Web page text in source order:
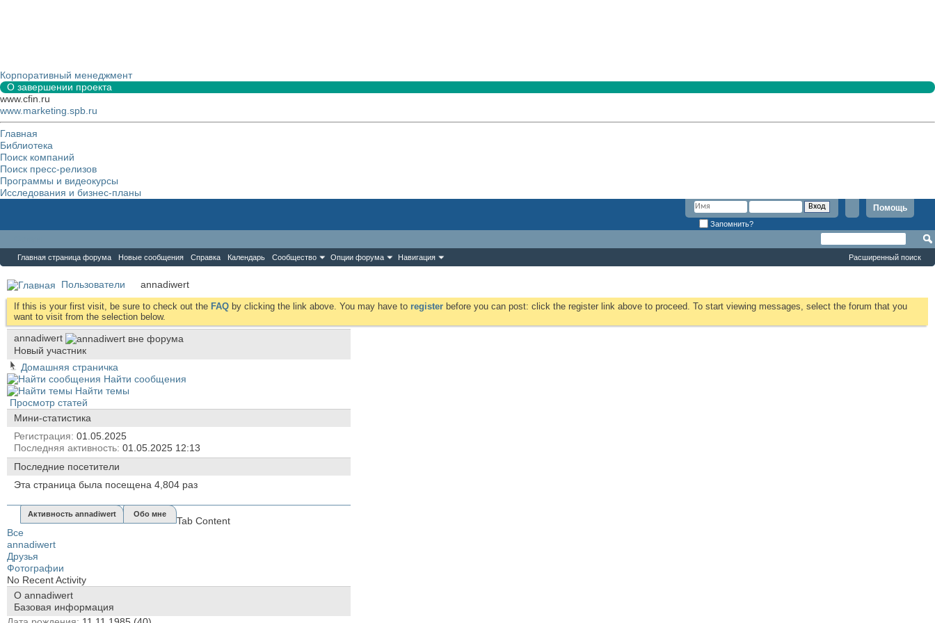
Корпоративный менеджмент
О завершении проекта
www.cfin.ru
www.marketing.spb.ru
Главная
Библиотека
Поиск компаний
Поиск пресс-релизов
Программы и видеокурсы
Исследования и бизнес-планы
Помощь
Запомнить?
Главная страница форума Новые сообщения Справка Календарь Сообщество Опции форума Навигация Расширенный поиск
Пользователи annadiwert
If this is your first visit, be sure to check out the FAQ by clicking the link above. You may have to register before you can post: click the register link above to proceed. To start viewing messages, select the forum that you
want to visit from the selection below.
annadiwert
Новый участник
Домашняя страничка
Найти сообщения
Найти темы
Просмотр статей
Мини-статистика
Регистрация 01.05.2025
Последняя активность 01.05.2025 12:13
Последние посетители
Эта страница была посещена 4,804 раз
Активность annadiwert Обо мне
Tab Content
Все
annadiwert
Друзья
Фотографии
No Recent Activity
О annadiwert
Базовая информация